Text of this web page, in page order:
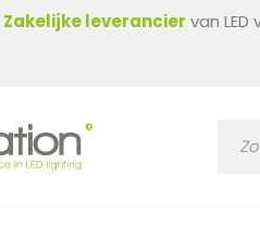
Zakelijke leverancier van